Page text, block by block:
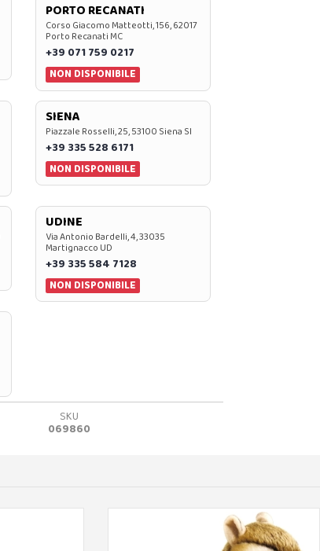
PORTO RECANATI
Corso Giacomo Matteotti, 156, 62017
Porto Recanati MC
+39 071 759 0217
NON DISPONIBILE
SIENA
Piazzale Rosselli, 25, 53100 Siena SI
+39 335 528 6171
NON DISPONIBILE
UDINE
Via Antonio Bardelli, 4, 33035
Martignacco UD
+39 335 584 7128
NON DISPONIBILE
SKU
069860